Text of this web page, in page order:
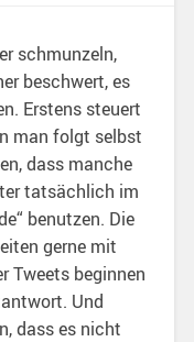
schmunzeln,
beschwert, es
Erstens steuert
man folgt selbst
dass manche
tatsächlich im
benutzen. Die
gerne mit
Tweets beginnen
Und
dass es nicht